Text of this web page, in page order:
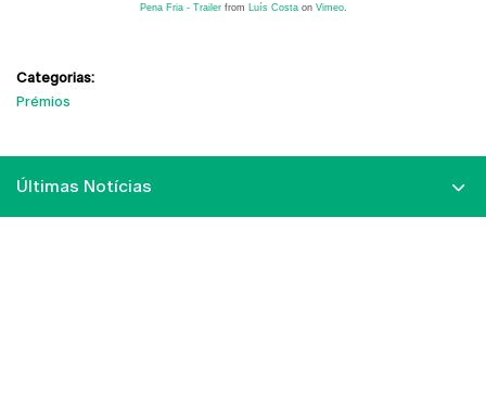
Pena Fria - Trailerfrom Luís Costaon Vimeo.
Categorias:
Prémios
Últimas Notícias